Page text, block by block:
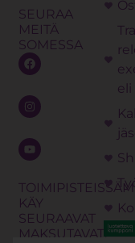
SEURAA
MEITÄ
SOMESSA
KÄY
SEURAAVAT
MAKSUTAVAT:
eli